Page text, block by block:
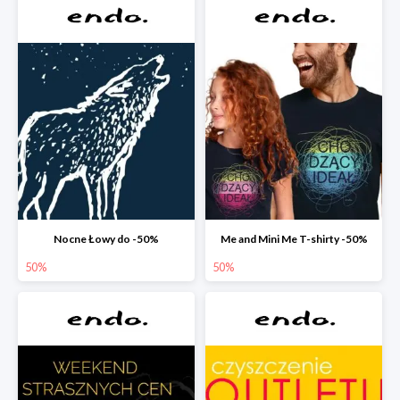
Nocne Łowy do -50%
50%
Me and Mini Me T-shirty -50%
50%